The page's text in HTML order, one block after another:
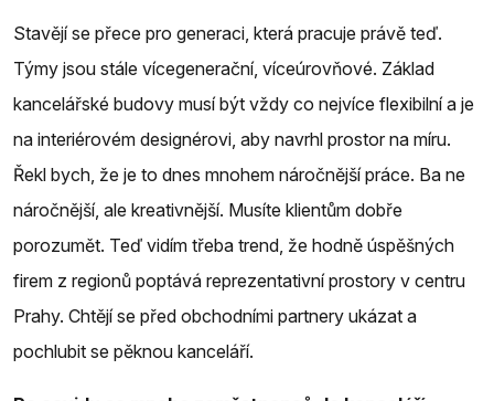
Stavějí se přece pro generaci, která pracuje právě teď.
Týmy jsou stále vícegenerační, víceúrovňové. Základ
kancelářské budovy musí být vždy co nejvíce flexibilní a je
na interiérovém designérovi, aby navrhl prostor na míru.
Řekl bych, že je to dnes mnohem náročnější práce. Ba ne
náročnější, ale kreativnější. Musíte klientům dobře
porozumět. Teď vidím třeba trend, že hodně úspěšných
firem z regionů poptává reprezentativní prostory v centru
Prahy. Chtějí se před obchodními partnery ukázat a
pochlubit se pěknou kanceláří.